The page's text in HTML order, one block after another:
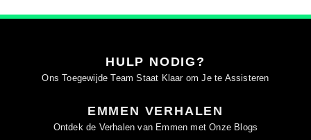
HULP NODIG?
Ons Toegewijde Team Staat Klaar om Je te Assisteren
EMMEN VERHALEN
Ontdek de Verhalen van Emmen met Onze Blogs